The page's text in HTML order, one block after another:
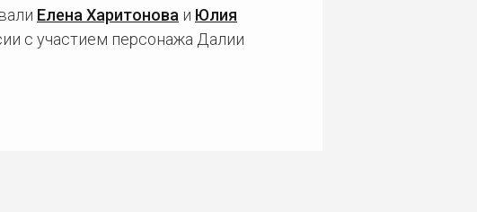
Елена Харитонова и Юлия
с участием персонажа Далии